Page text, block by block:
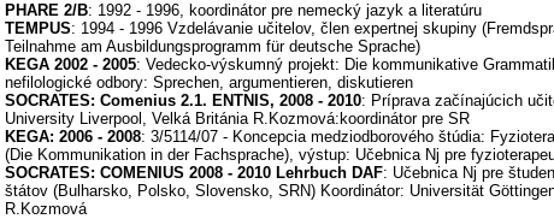
PHARE 2/B: 1992 - 1996, koordinátor pre nemecký jazyk a literatúru
TEMPUS: 1994 - 1996 Vzdelávanie učitelov, člen expertnej skupiny
Teilnahme am Ausbildungsprogramm für deutsche Sprache)
KEGA 2002 - 2005: Vedecko-výskumný projekt: Die kommunikative
nefilologické odbory: Sprechen, argumentieren, diskutieren
SOCRATES: Comenius 2.1. ENTNIS, 2008 - 2010: Príprava začínajúcich
University Liverpool, Velká Británia R.Kozmová:koordinátor pre SR
KEGA: 2006 - 2008: 3/5114/07 - Koncepcia medziodborového štúdia:
(Die Kommunikation in der Fachsprache), výstup: Učebnica Nj pre
SOCRATES: COMENIUS 2008 - 2010 Lehrbuch DAF: Učebnica Nj pre
štátov (Bulharsko, Polsko, Slovensko, SRN) Koordinátor: Universität
R.Kozmová